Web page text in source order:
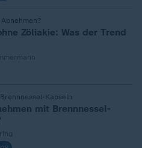
Zöliakie: Was der Trend
Kapseln
mit Brennnessel-